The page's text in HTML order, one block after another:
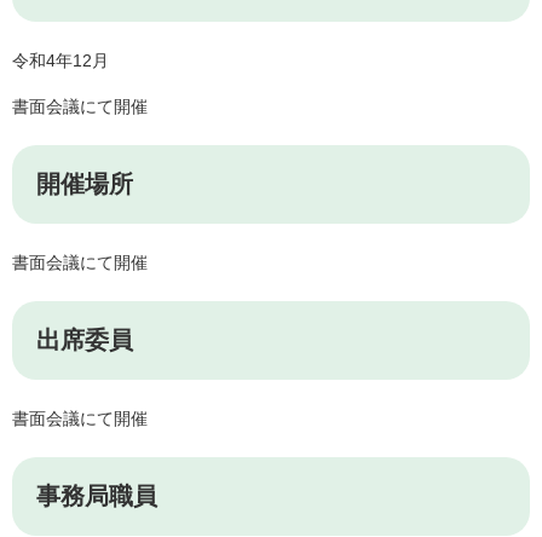
令和4年12月
書面会議にて開催
開催場所
書面会議にて開催
出席委員
書面会議にて開催
事務局職員